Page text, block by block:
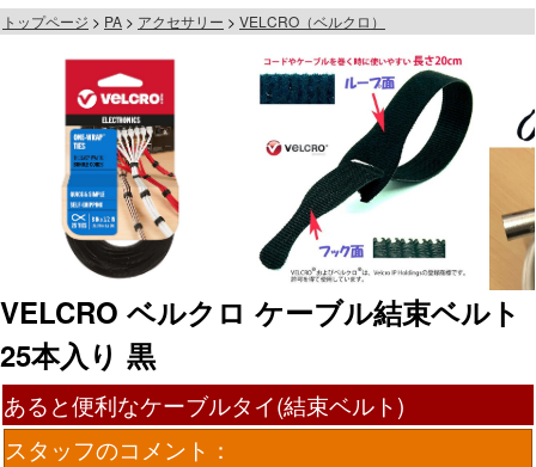
トップページ PA アクセサリー VELCRO（ベルクロ）
VELCRO ベルクロ ケーブル結束ベルト
25本入り 黒
あると便利なケーブルタイ(結束ベルト)
スタッフのコメント：